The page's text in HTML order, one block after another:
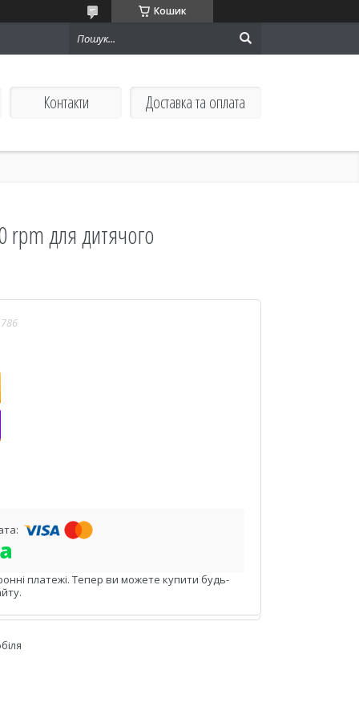
Кошик
Контакти Доставка та оплата
rpm для дитячого
платежі. Тепер ви можете купити будь-